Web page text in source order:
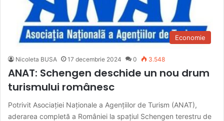
Economie
Nicoleta BUSA 17 decembrie 2024 0 3.548
ANAT: Schengen deschide un nou drum
turismului românesc
Potrivit Asociației Naționale a Agențiilor de Turism (ANAT),
aderarea completă a României la spațiul Schengen terestru de